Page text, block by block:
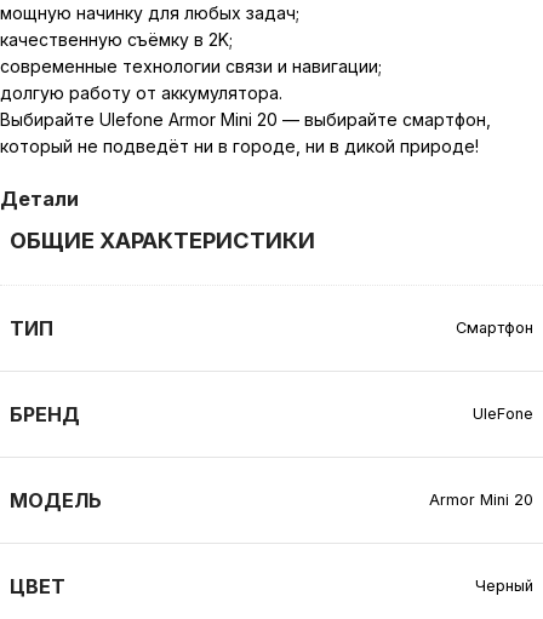
мощную начинку для любых задач;
качественную съёмку в 2K;
современные технологии связи и навигации;
долгую работу от аккумулятора.
Выбирайте Ulefone Armor Mini 20 — выбирайте смартфон,
который не подведёт ни в городе, ни в дикой природе!
Детали
ОБЩИЕ ХАРАКТЕРИСТИКИ
ТИП Смартфон
БРЕНД UleFone
МОДЕЛЬ Armor Mini 20
ЦВЕТ Черный